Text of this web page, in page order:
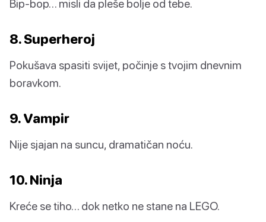
Bip-bop… misli da pleše bolje od tebe.
8. Superheroj
Pokušava spasiti svijet, počinje s tvojim dnevnim
boravkom.
9. Vampir
Nije sjajan na suncu, dramatičan noću.
10. Ninja
Kreće se tiho… dok netko ne stane na LEGO.